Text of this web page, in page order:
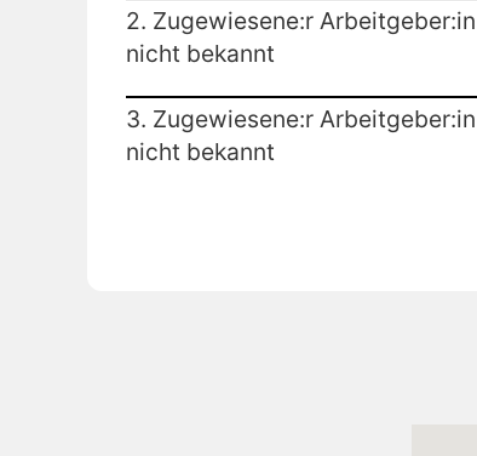
2. Zugewiesene:r Arbeitgeber:in
nicht bekannt
3. Zugewiesene:r Arbeitgeber:in
nicht bekannt